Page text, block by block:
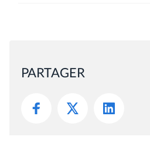
PARTAGER